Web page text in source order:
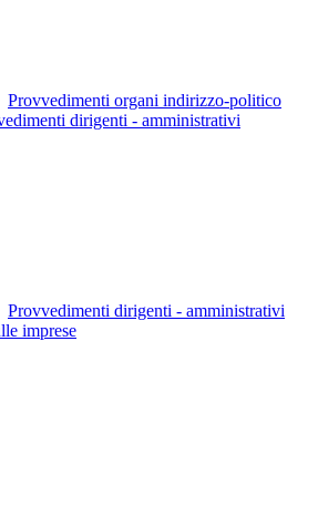
Provvedimenti organi indirizzo-politico
dirigenti - amministrativi
Provvedimenti dirigenti - amministrativi
imprese